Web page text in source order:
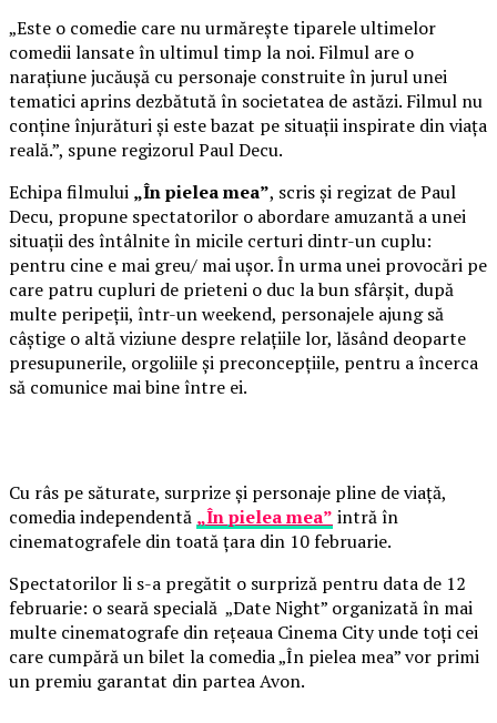
„Este o comedie care nu urmărește tiparele ultimelor
comedii lansate în ultimul timp la noi. Filmul are o
narațiune jucăușă cu personaje construite în jurul unei
tematici aprins dezbătută în societatea de astăzi. Filmul nu
conține înjurături și este bazat pe situații inspirate din viața
reală.”, spune regizorul Paul Decu.
Echipa filmului „În pielea mea”, scris și regizat de Paul
Decu, propune spectatorilor o abordare amuzantă a unei
situații des întâlnite în micile certuri dintr-un cuplu:
pentru cine e mai greu/ mai ușor. În urma unei provocări pe
care patru cupluri de prieteni o duc la bun sfârșit, după
multe peripeții, într-un weekend, personajele ajung să
câștige o altă viziune despre relațiile lor, lăsând deoparte
presupunerile, orgoliile și preconcepțiile, pentru a încerca
să comunice mai bine între ei.
Cu râs pe săturate, surprize și personaje pline de viață,
comedia independentă „În pielea mea” intră în
cinematografele din toată țara din 10 februarie.
Spectatorilor li s-a pregătit o surpriză pentru data de 12
februarie: o seară specială „Date Night” organizată în mai
multe cinematografe din rețeaua Cinema City unde toți cei
care cumpără un bilet la comedia „În pielea mea” vor primi
un premiu garantat din partea Avon.